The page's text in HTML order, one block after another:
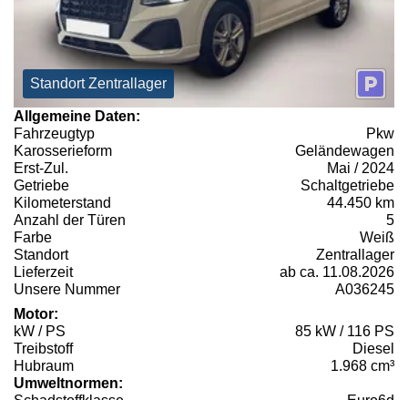
Standort Zentrallager
Allgemeine Daten:
Fahrzeugtyp
Pkw
Karosserieform
Geländewagen
Erst-Zul.
Mai / 2024
Getriebe
Schaltgetriebe
Kilometerstand
44.450 km
Anzahl der Türen
5
Farbe
Weiß
Standort
Zentrallager
Lieferzeit
ab ca. 11.08.2026
Unsere Nummer
A036245
Motor:
kW / PS
85 kW / 116 PS
Treibstoff
Diesel
Hubraum
1.968 cm³
Umweltnormen: